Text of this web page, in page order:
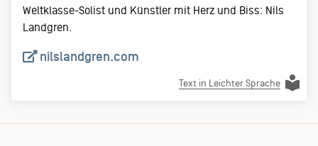
Weltklasse-Solist und Künstler mit Herz und Biss: Nils
Landgren.
nilslandgren.com
Text in Leichter Sprache